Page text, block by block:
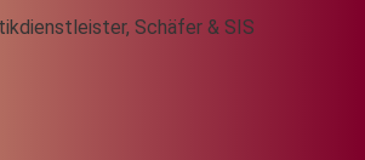
Schäfer & SIS